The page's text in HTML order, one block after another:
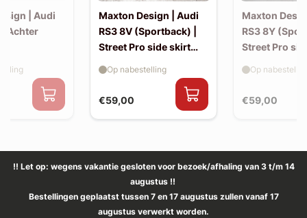
| Audi
| Achter
Maxton Design | Audi
RS3 8V (Sportback) |
Street Pro side skirt
€59,00
Op nabestelling
Maxton
RS3 8Y
Street Pro
€59,00
Op
!! Let op: wegens vakantie gesloten voor bezoek/afhaling van 3 t/m 14
augustus !!
Bestellingen geplaatst tussen 7 en 17 augustus zullen vanaf 17
augustus verwerkt worden.